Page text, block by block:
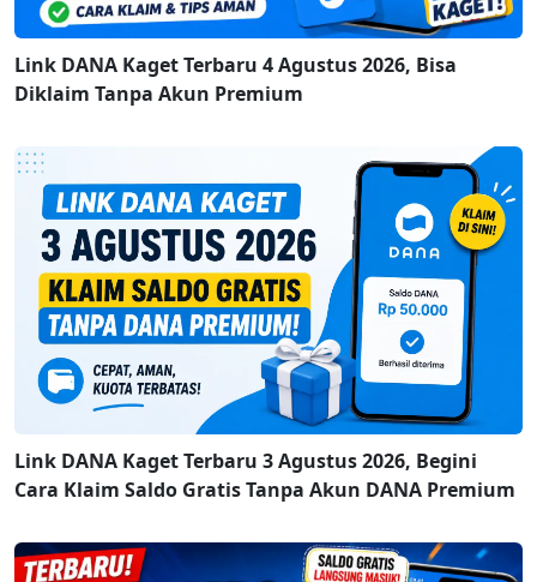
Link DANA Kaget Terbaru 4 Agustus 2026, Bisa
Diklaim Tanpa Akun Premium
Link DANA Kaget Terbaru 3 Agustus 2026, Begini
Cara Klaim Saldo Gratis Tanpa Akun DANA Premium